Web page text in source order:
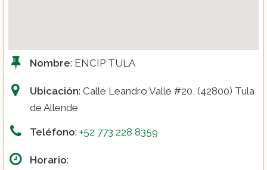
Nombre: ENCIP TULA
Ubicación: Calle Leandro Valle #20, (42800) Tula
de Allende
Teléfono: +52 773 228 8359
Horario: